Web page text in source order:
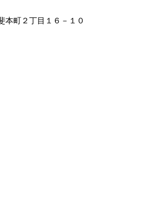
本町２丁目１６－１０